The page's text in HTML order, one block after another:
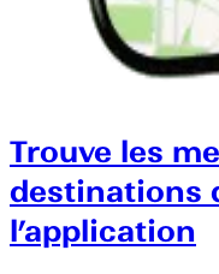
Trouve les
destinations
l’application